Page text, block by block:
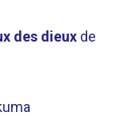
des dieux de